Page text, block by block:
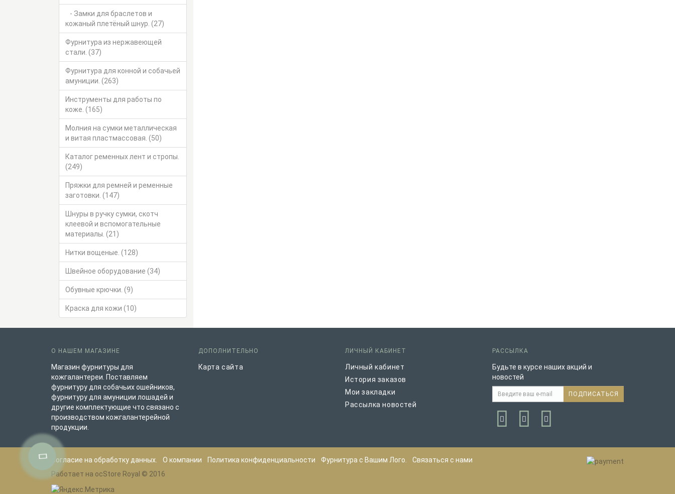
- Замки для браслетов и
кожаный плетёный шнур. (27)
Фурнитура из нержавеющей
стали. (37)
Фурнитура для конной и собачьей
амуниции. (263)
Инструменты для работы по
коже. (165)
Молния на сумки металлическая
и витая пластмассовая. (50)
Каталог ременных лент и стропы.
(249)
Пряжки для ремней и ременные
заготовки. (147)
Шнуры в ручку сумки, скотч
клеевой и вспомогательные
материалы. (21)
Нитки вощеные. (128)
Швейное оборудование (34)
Обувные крючки. (9)
Краска для кожи (10)
О НАШЕМ МАГАЗИНЕ
Магазин фурнитуры для
кожгалантереи. Поставляем
фурнитуру для собачьих ошейников,
фурнитуру для амуниции лошадей и
другие комплектующие что связано с
производством кожгалантерейной
продукции.
ДОПОЛНИТЕЛЬНО
Карта сайта
ЛИЧНЫЙ КАБИНЕТ
Личный кабинет
История заказов
Мои закладки
Рассылка новостей
РАССЫЛКА
Будьте в курсе наших акций и
новостей
ПОДПИСАТЬСЯ
Согласие на обработку данных. О компании Политика конфиденциальности Фурнитура с Вашим Лого.
Связаться с нами
Работает на ocStore Royal © 2016